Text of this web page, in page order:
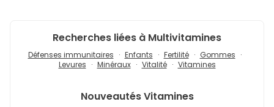
Recherches liées à Multivitamines
Défenses immunitaires Enfants Fertilité
Gommes
Levures
Minéraux Vitalité Vitamines
NouveautésVitamines